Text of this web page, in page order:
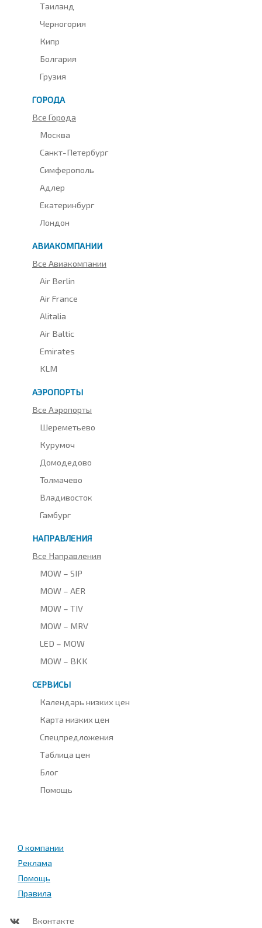
Таиланд
Черногория
Кипр
Болгария
Грузия
ГОРОДА
Все Города
Москва
Санкт-Петербург
Симферополь
Адлер
Екатеринбург
Лондон
АВИАКОМПАНИИ
Все Авиакомпании
Air Berlin
Air France
Alitalia
Air Baltic
Emirates
KLM
АЭРОПОРТЫ
Все Аэропорты
Шереметьево
Курумоч
Домодедово
Толмачево
Владивосток
Гамбург
НАПРАВЛЕНИЯ
Все Направления
MOW – SIP
MOW – AER
MOW – TIV
MOW – MRV
LED – MOW
MOW – BKK
СЕРВИСЫ
Календарь низких цен
Карта низких цен
Спецпредложения
Таблица цен
Блог
Помощь
О компании
Реклама
Помощь
Правила
Вконтакте